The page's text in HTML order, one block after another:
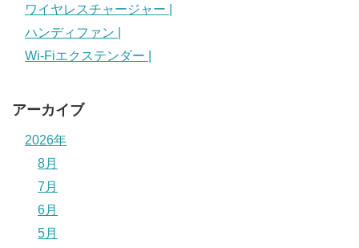
ワイヤレスチャージャー |
ハンディファン |
Wi-Fiエクステンダー |
アーカイブ
2026年
8月
7月
6月
5月